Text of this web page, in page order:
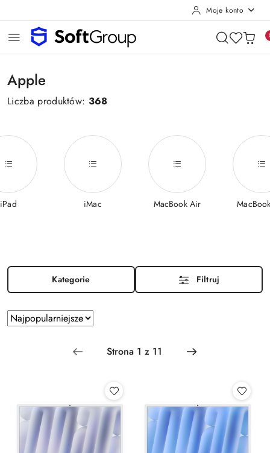
Moje konto
Apple
Liczba produktów: 368
iPad iMac MacBook Air
Kategorie Filtruj
Zastosowano
sortowanie:
Najpopularniejsze.
Sortuj